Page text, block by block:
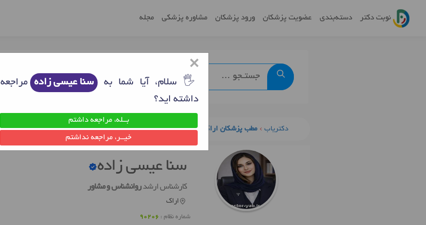
نوبت دکتر دسته‌بندی عضویت پزشکان ورود پزشکان مشاوره پزشکی مجله
دکتریاب مطب پزشکان اراک روانشناس خوب اراک سنا عیسی زاده
سنا عیسی زاده
کارشناس ارشدروانشناس و مشاور
اراک
شماره نظام : 90206
×
🖐 سلام، آیا شما به سنا عیسی زاده مراجعه
داشته اید؟
بــله، مراجعه داشتم
خیــر، مراجعه نداشتم